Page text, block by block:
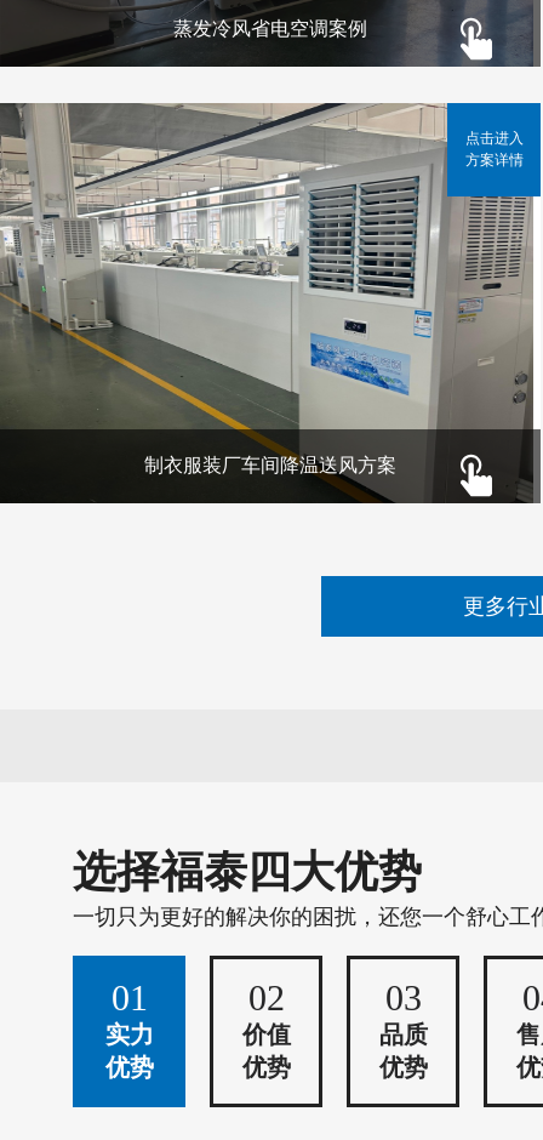
蒸发冷风省电空调案例
制衣服装厂车间降温送风方案
点击进入
方案详情
更多行
选择福泰四大优势
一切只为更好的解决你的困扰，还您一个舒心工
01
实力
优势
02
价值
优势
03
品质
优势